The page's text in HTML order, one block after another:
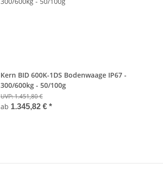
Kern BID 600K-1DS Bodenwaage IP67 -
300/600kg - 50/100g
UVP:1.451,80 €
ab 1.345,82 € *